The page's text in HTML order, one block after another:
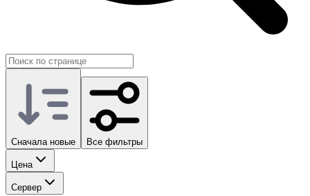
Сначала новые Все фильтры
Цена
Сервер